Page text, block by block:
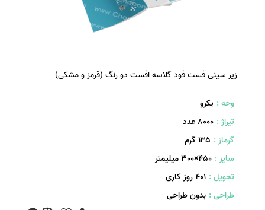
زیر سینی فست فود گلاسه افست دو رنگ (قرمز و مشکی)
وجه : یکرو
تیراژ : 8000 عدد
گرماژ : ۱۳۵ گرم
سایز : 450×300 میلیمتر
تحویل : 401 روز کاری
طراحی : بدون طراحی